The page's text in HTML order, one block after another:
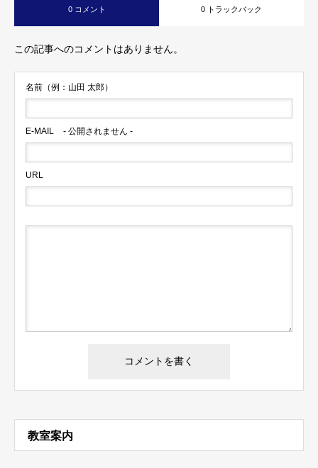
0 コメント 0 トラックバック
この記事へのコメントはありません。
名前（例：山田 太郎）
E-MAIL - 公開されません -
URL
教室案内